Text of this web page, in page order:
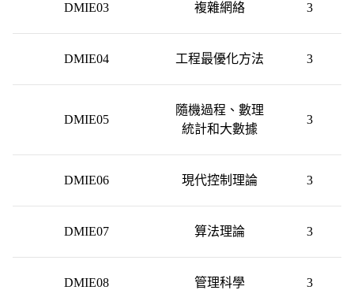
DMIE03 複雜網絡 3
DMIE04 工程最優化方法 3
DMIE05
隨機過程、數理
統計和大數據
3
DMIE06 現代控制理論 3
DMIE07 算法理論 3
DMIE08 管理科學 3